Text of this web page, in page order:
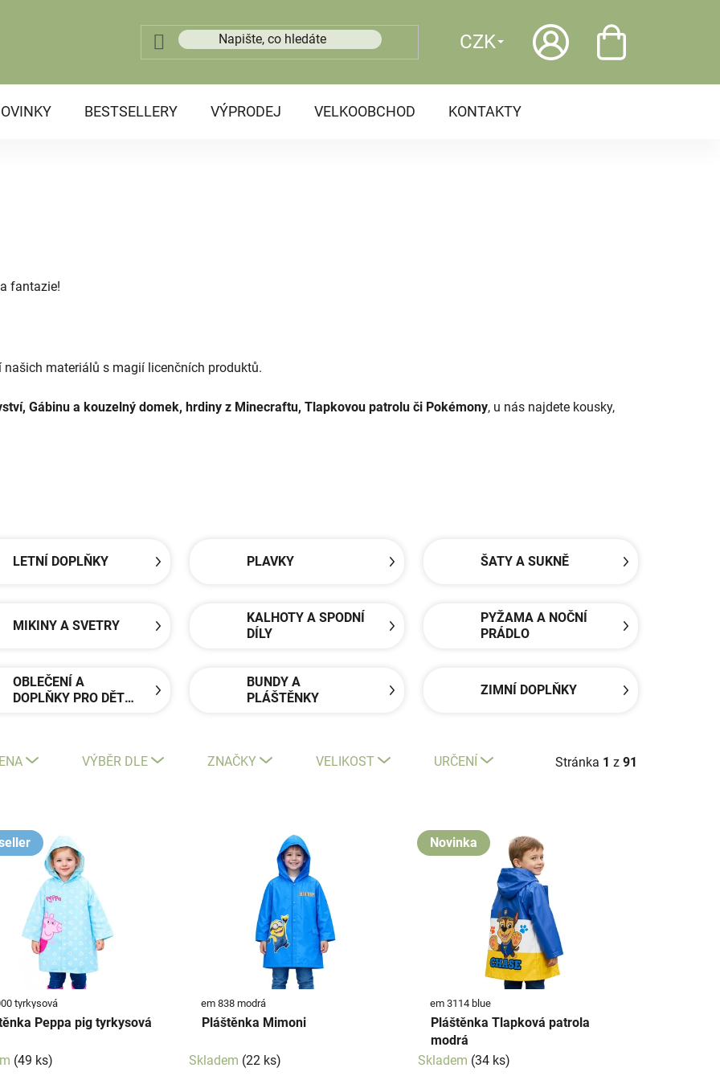
CZK
BESTSELLERY VÝPRODEJ VELKOOBCHOD KONTAKTY
fantazie!
materiálů s magií licenčních produktů.
Gábinu a kouzelný domek, hrdiny z Minecraftu, Tlapkovou patrolu či Pokémony, u nás najdete kousky,
LETNÍ DOPLŇKY PLAVKY ŠATY A SUKNĚ
MIKINY A SVETRY
KALHOTY A SPODNÍ
DÍLY
PYŽAMA A NOČNÍ
PRÁDLO
OBLEČENÍ A
DOPLŇKY PRO DĚTI
BUNDY A
PLÁŠTĚNKY
ZIMNÍ DOPLŇKY
Stránka 1 z 91
VÝBĚR DLE ZNAČKY VELIKOST URČENÍ
tyrkysová
Peppa pig tyrkysová
(49 ks)
em 838 modrá
Pláštěnka Mimoni
Skladem (22 ks)
Novinka
em 3114 blue
Pláštěnka Tlapková patrola
modrá
Skladem (34 ks)